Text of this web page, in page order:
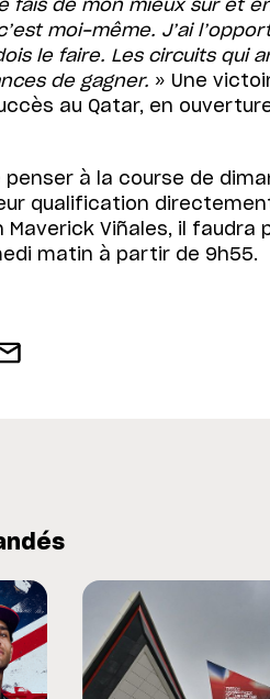
fais de mon mieux sur et
moi-même. J’ai
le faire. Les circuits qui
de gagner. » Une
au Qatar, en
à la course de
qualification directement
Maverick Viñales, il faudra
matin à partir de 9h55.